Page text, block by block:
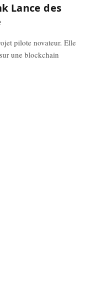
Lance des
pilote novateur. Elle
une blockchain